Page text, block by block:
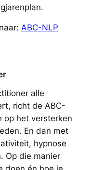
ABC-NLP
alle
richt de ABC-
op het versterken
En dan met
hypnose
Op die manier